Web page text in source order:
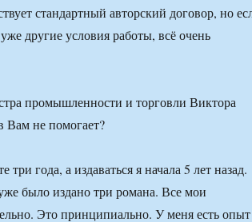
стандартный авторский договор, но
другие условия работы, всё очень
промышленности и торговли Виктора
Вам не помогает?
года, а издаваться я начала 5 лет назад.
было издано три романа. Все мои
Это принципиально. У меня есть опыт